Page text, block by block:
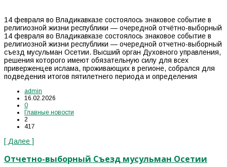
14 февраля во Владикавказе состоялось знаковое событие в
религиозной жизни республики — очередной отчётно-выборный
14 февраля во Владикавказе состоялось знаковое событие в
религиозной жизни республики — очередной отчетно-выборный
съезд мусульман Осетии. Высший орган Духовного управления,
решения которого имеют обязательную силу для всех
приверженцев ислама, проживающих в регионе, собрался для
подведения итогов пятилетнего периода и определения
admin
16.02.2026
0
Главные новости
2
417
[ Далее ]
Отчетно-выборный Съезд мусульман Осетии